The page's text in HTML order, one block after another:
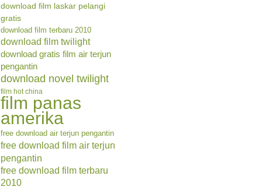
download film laskar pelangi
gratis
download film terbaru 2010
download film twilight
download gratis film air terjun
pengantin
download novel twilight
film hot china
film panas
amerika
free download air terjun pengantin
free download film air terjun
pengantin
free download film terbaru
2010